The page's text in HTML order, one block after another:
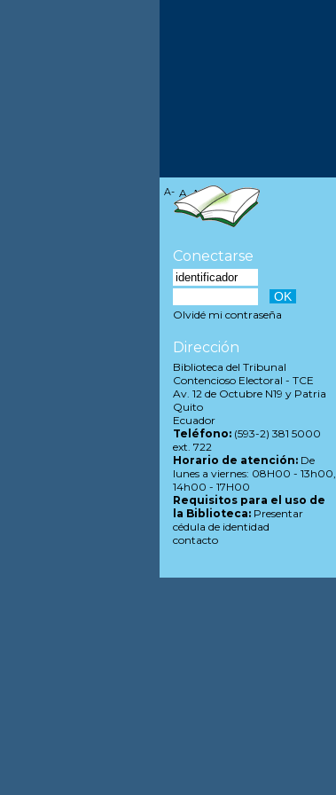
A- A A+
Conectarse
Olvidé mi contraseña
Dirección
Biblioteca del Tribunal
Contencioso Electoral - TCE
Av. 12 de Octubre N19 y Patria
Quito
Ecuador
Teléfono:(593-2) 381 5000
ext. 722
Horario de atención:De
lunes a viernes: 08H00 - 13h00,
14h00 - 17H00
Requisitos para el uso de
la Biblioteca:Presentar
cédula de identidad
contacto